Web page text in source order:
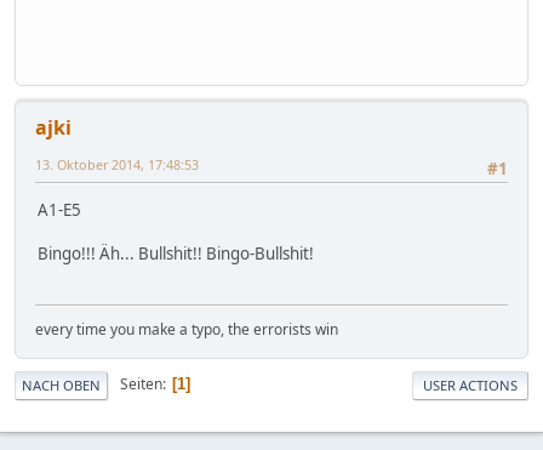
ajki
#1
13. Oktober 2014, 17:48:53
A1-E5
Bingo!!! Äh... Bullshit!! Bingo-Bullshit!
every time you make a typo, the errorists win
NACH OBEN Seiten 1 USER ACTIONS